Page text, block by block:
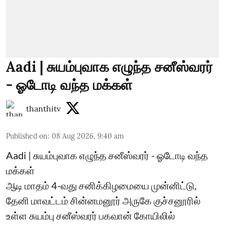
Aadi | சுயம்புவாக எழுந்த சனீஸ்வரர்
- ஓடோடி வந்த மக்கள்
thanthitv
Published on: 08 Aug 2026, 9:40 am
Aadi | சுயம்புவாக எழுந்த சனீஸ்வரர் - ஓடோடி வந்த
மக்கள்
ஆடி மாதம் 4-வது சனிக்கிழமையை முன்னிட்டு,
தேனி மாவட்டம் சின்னமனூர் அருகே குச்சனூரில்
உள்ள சுயம்பு சனீஸ்வரர் பகவான் கோயிலில்